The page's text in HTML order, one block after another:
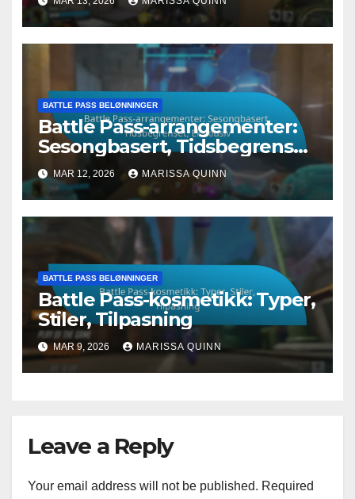
BATTLE PASS BELØNNINGER
Battle Pass-arrangementer:
Sesongbasert, Tidsbegrenset,
Eksklusiv
MAR 12, 2026 MARISSA QUINN
BATTLE PASS BELØNNINGER
Battle Pass-kosmetikk: Typer,
Stiler, Tilpasning
MAR 9, 2026 MARISSA QUINN
Leave a Reply
Your email address will not be published. Required